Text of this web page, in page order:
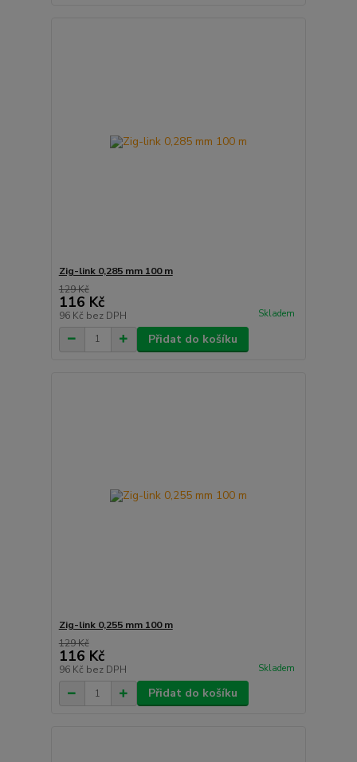
Zig-link 0,285 mm 100 m
129 Kč
116 Kč
96 Kč bez DPH Skladem
Přidat do košíku
Zig-link 0,255 mm 100 m
129 Kč
116 Kč
96 Kč bez DPH Skladem
Přidat do košíku